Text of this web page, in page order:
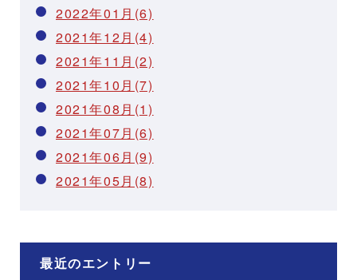
2022年01月(6)
2021年12月(4)
2021年11月(2)
2021年10月(7)
2021年08月(1)
2021年07月(6)
2021年06月(9)
2021年05月(8)
最近のエントリー